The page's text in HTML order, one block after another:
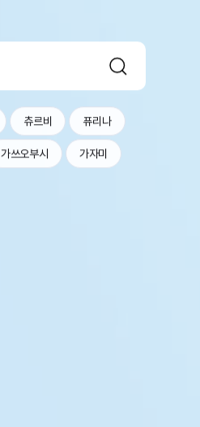
츄르비 퓨리나
가쓰오부시 가자미